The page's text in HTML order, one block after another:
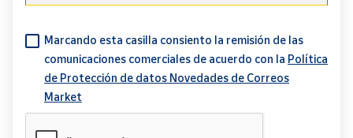
Marcando esta casilla consiento la remisión de las
comunicaciones comerciales de acuerdo con la Política
de Protección de datos Novedades de Correos
Market